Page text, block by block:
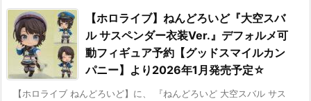
【ホロライブ】ねんどろいど『大空スバ
ル サスペンダー衣装Ver.』デフォルメ可
動フィギュア予約【グッドスマイルカン
パニー】より2026年1月発売予定☆
【ホロライブ ねんどろいど】に、 『ねんどろいど 大空スバル サス